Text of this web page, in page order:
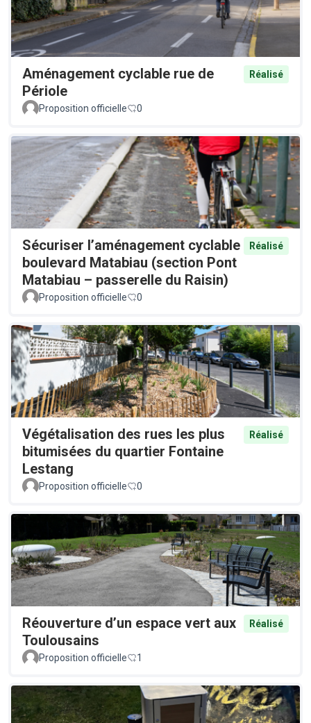
Aménagement cyclable rue de
Périole
Réalisé
Proposition officielle 0
Sécuriser l’aménagement cyclable
boulevard Matabiau (section Pont
Matabiau – passerelle du Raisin)
Réalisé
Proposition officielle 0
Végétalisation des rues les plus
bitumisées du quartier Fontaine
Lestang
Réalisé
Proposition officielle 0
Réouverture d’un espace vert aux
Toulousains
Réalisé
Proposition officielle 1